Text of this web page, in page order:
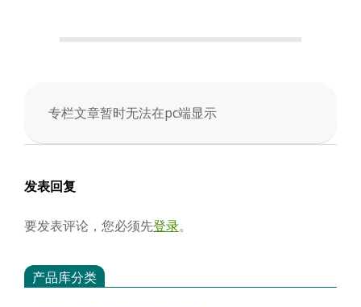
会
专栏文章暂时无法在pc端显示
2025-
02
发表回复
要发表评论，您必须先登录。
产品库分类